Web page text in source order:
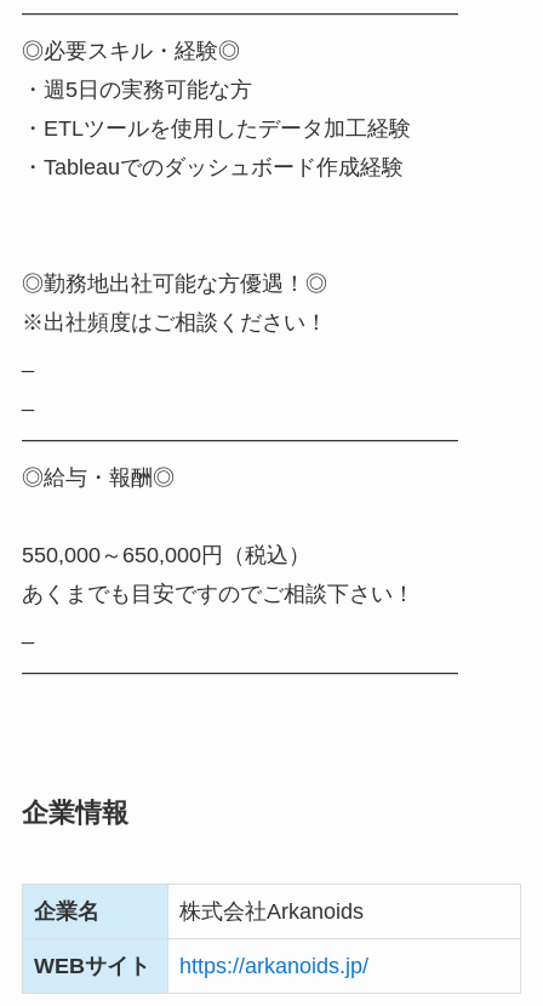
――――――――――――――――――――
◎必要スキル・経験◎
・週5日の実務可能な方
・ETLツールを使用したデータ加工経験
・Tableauでのダッシュボード作成経験
◎勤務地出社可能な方優遇！◎
※出社頻度はご相談ください！
――――――――――――――――――――
◎給与・報酬◎
550,000～650,000円（税込）
あくまでも目安ですのでご相談下さい！
――――――――――――――――――――
企業情報
企業名 株式会社Arkanoids
WEBサイト https://arkanoids.jp/